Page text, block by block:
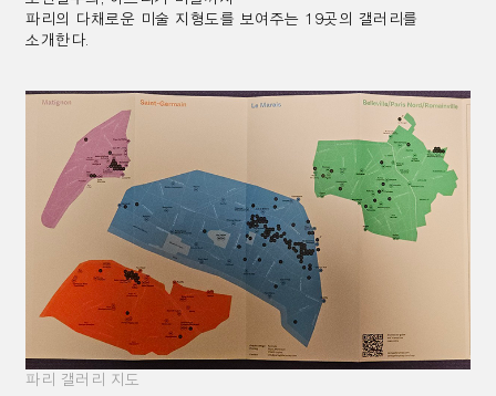
파리의 다채로운 미술 지형도를 보여주는 19곳의 갤러리를
소개한다.
파리 갤러리 지도